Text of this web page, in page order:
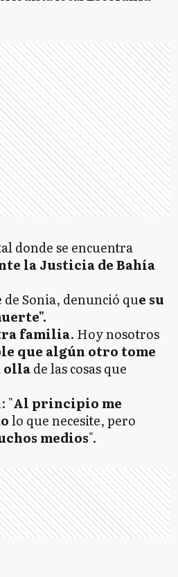
donde se encuentra
la Justicia de Bahía
de Sonia, denunció que su
familia. Hoy nosotros
que algún otro tome
ollade las cosas que
"Al principio me
lo que necesite, pero
medios".